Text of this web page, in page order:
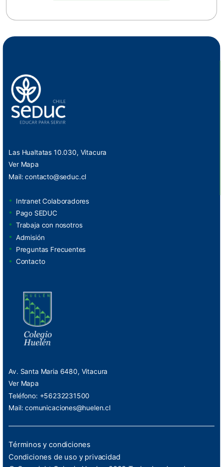
Las Hualtatas 10.030, Vitacura
Ver Mapa
Mail:contacto@seduc.cl
Intranet Colaboradores
Pago SEDUC
Trabaja con nosotros
Admisión
Preguntas Frecuentes
Contacto
Av. Santa Maria 6480, Vitacura
Ver Mapa
Teléfono: +56232231500
Mail:comunicaciones@huelen.cl
Términos y condiciones
Condiciones de uso y privacidad